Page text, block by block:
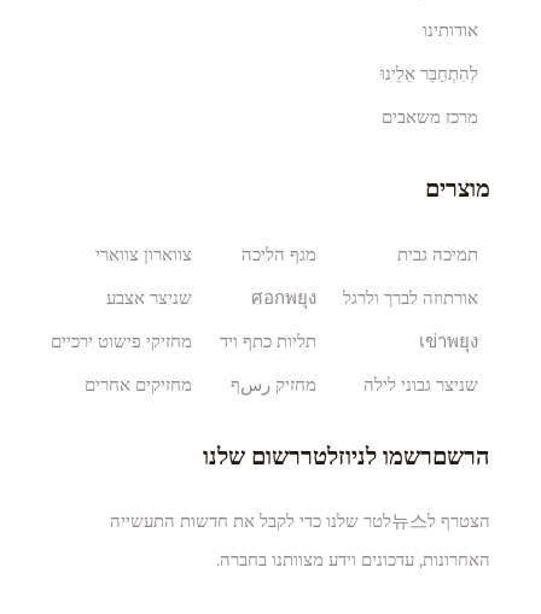
אודותינו
לְהִתְחַבֵּר אֵלֵינוּ
מרכז משאבים
מוצרים
תמיכה גבית
אורתוזה לברך ולרגל
เข่าพยุง
שניצר גבוני לילה
מגף הליכה
ศอกพยุง
תליות כתף ויד
מחזיק رسף
צווארון צווארי
שניצר אצבע
מחזיקי פישוט ירכיים
מחזיקים אחרים
הרשםרשמו לניוזלטררשום שלנו
הצטרף ל뉴스לטר שלנו כדי לקבל את חדשות התעשייה
האחרונות, עדכונים וידע מצוותנו בחברה.